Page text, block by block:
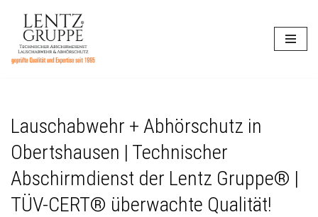
Zum
Inhalt
Lauschabwehr + Abhörschutz in
Obertshausen | Technischer
Abschirmdienst der Lentz Gruppe® |
TÜV-CERT® überwachte Qualität!